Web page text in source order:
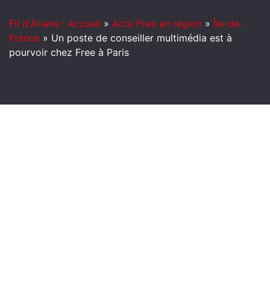
Fil d'Ariane : Accueil » Actu Free en région » Île-de-
France » Un poste de conseiller multimédia est à
pourvoir chez Free à Paris